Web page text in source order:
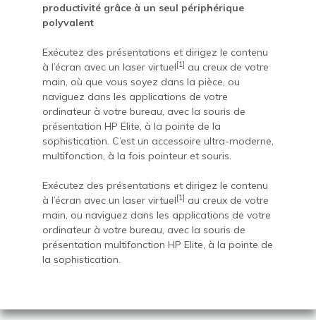
productivité grâce à un seul périphérique
polyvalent
Exécutez des présentations et dirigez le contenu
à l’écran avec un laser virtuel[1] au creux de votre
main, où que vous soyez dans la pièce, ou
naviguez dans les applications de votre
ordinateur à votre bureau, avec la souris de
présentation HP Elite, à la pointe de la
sophistication. C’est un accessoire ultra-moderne,
multifonction, à la fois pointeur et souris.
Exécutez des présentations et dirigez le contenu
à l’écran avec un laser virtuel[1] au creux de votre
main, ou naviguez dans les applications de votre
ordinateur à votre bureau, avec la souris de
présentation multifonction HP Elite, à la pointe de
la sophistication.